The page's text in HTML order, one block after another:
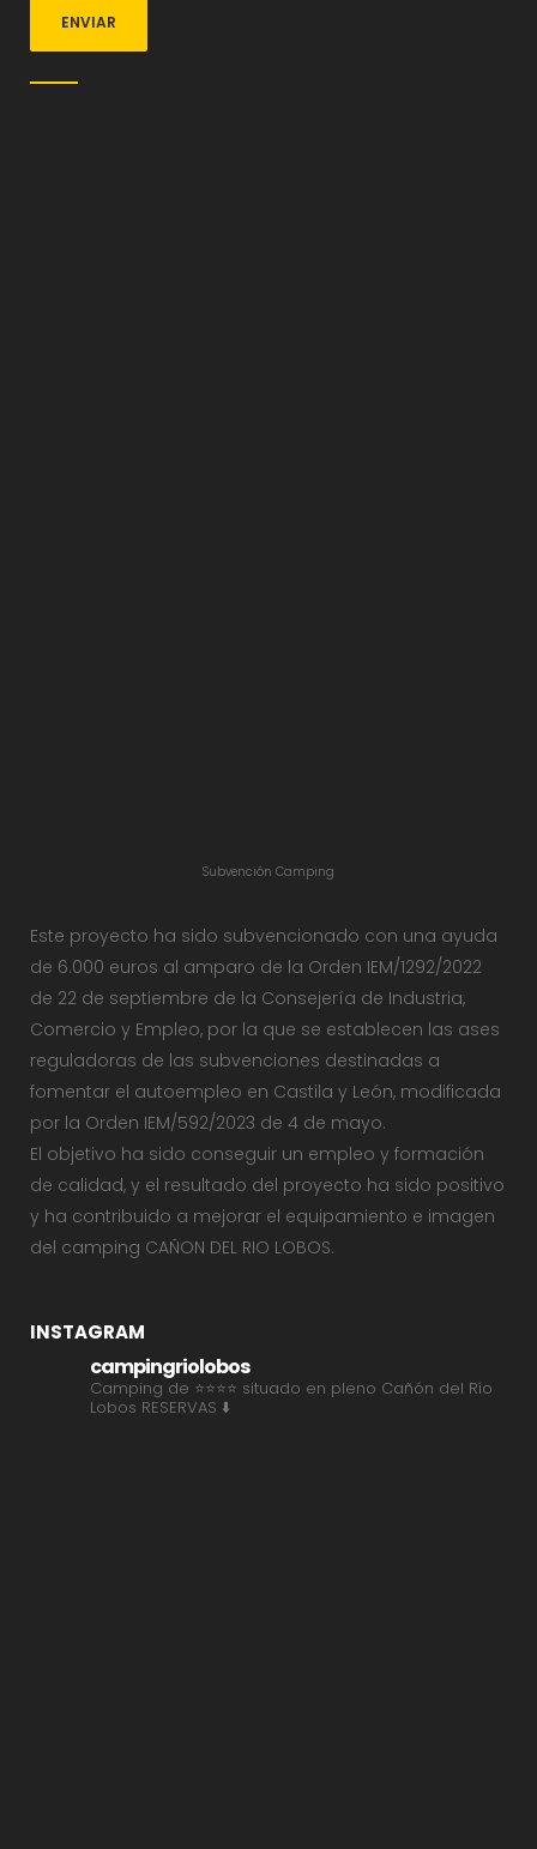
Subvención Camping
Este proyecto ha sido subvencionado con una ayuda
de 6.000 euros al amparo de la Orden IEM/1292/2022
de 22 de septiembre de la Consejería de Industria,
Comercio y Empleo, por la que se establecen las ases
reguladoras de las subvenciones destinadas a
fomentar el autoempleo en Castila y León, modificada
por la Orden IEM/592/2023 de 4 de mayo.
El objetivo ha sido conseguir un empleo y formación
de calidad, y el resultado del proyecto ha sido positivo
y ha contribuido a mejorar el equipamiento e imagen
del camping CAÑON DEL RIO LOBOS.
INSTAGRAM
campingriolobos
Camping de ⭐⭐⭐⭐ situado en pleno Cañón del Río
Lobos RESERVAS ⬇️